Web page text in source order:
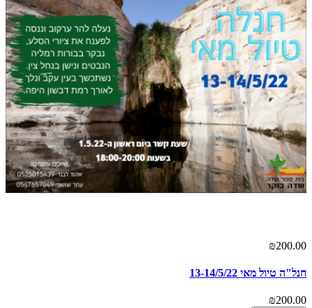
₪200.00
חנל"ה טיול מאי 13-14/5/22
₪200.00